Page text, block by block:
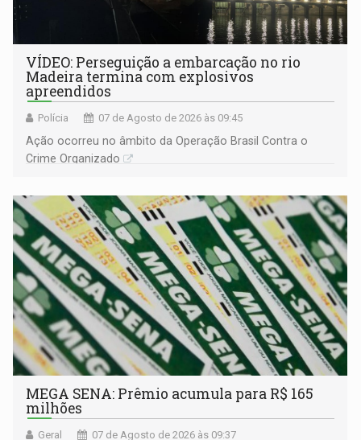
VÍDEO: Perseguição a embarcação no rio
Madeira termina com explosivos
apreendidos
Polícia 07 de Agosto de 2026 às 09:45
Ação ocorreu no âmbito da Operação Brasil Contra o
Crime Organizado
MEGA SENA: Prêmio acumula para R$ 165
milhões
Geral 07 de Agosto de 2026 às 09:37